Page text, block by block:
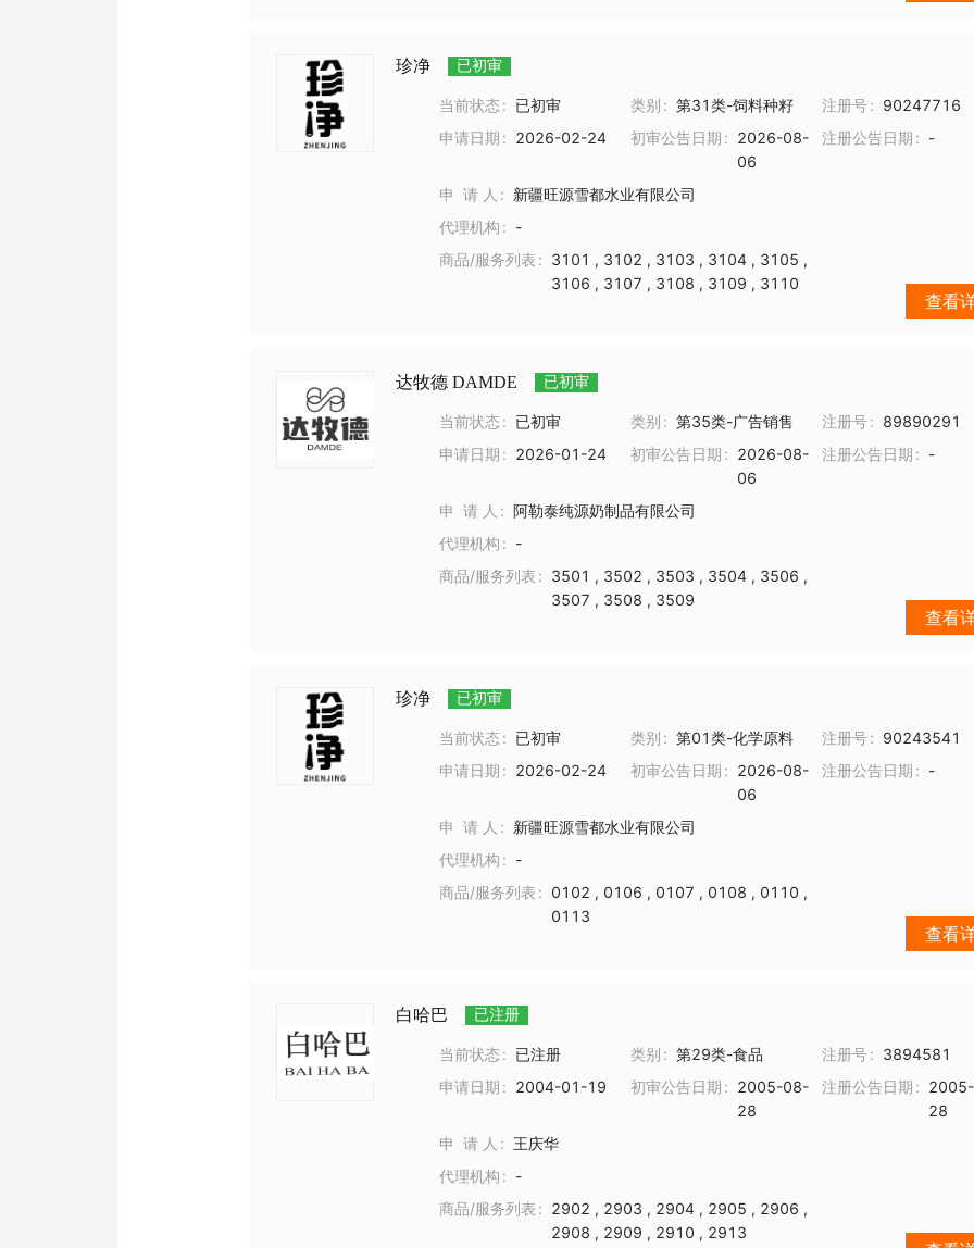
珍净 已初审
当前状态 已初审 类别 第31类-饲料种籽 注册号
90247716
申请日期
2026-02-24 初审公告日期
2026-08-
06
注册公告日期 -
申 请 人
新疆旺源雪都水业有限公司
代理机构
-
商品/服务列表
3101 , 3102 , 3103 , 3104 , 3105 ,
3106 , 3107 , 3108 , 3109 , 3110
查看
达牧德 DAMDE 已初审
当前状态 已初审 类别 第35类-广告销售 注册号
89890291
申请日期
2026-01-24 初审公告日期
2026-08-
06
注册公告日期 -
申 请 人
阿勒泰纯源奶制品有限公司
代理机构
-
商品/服务列表
3501 , 3502 , 3503 , 3504 , 3506 ,
3507 , 3508 , 3509
查看
珍净 已初审
当前状态 已初审 类别 第01类-化学原料 注册号
90243541
申请日期
2026-02-24 初审公告日期
2026-08-
06
注册公告日期 -
申 请 人
新疆旺源雪都水业有限公司
代理机构
-
商品/服务列表
0102 , 0106 , 0107 , 0108 , 0110 ,
0113
查看
白哈巴 已注册
当前状态 已注册 类别 第29类-食品 注册号
3894581
申请日期
2004-01-19 初审公告日期
2005-08-
28
注册公告日期
28
申 请 人
王庆华
代理机构
-
商品/服务列表
2902 , 2903 , 2904 , 2905 , 2906 ,
2908 , 2909 , 2910 , 2913